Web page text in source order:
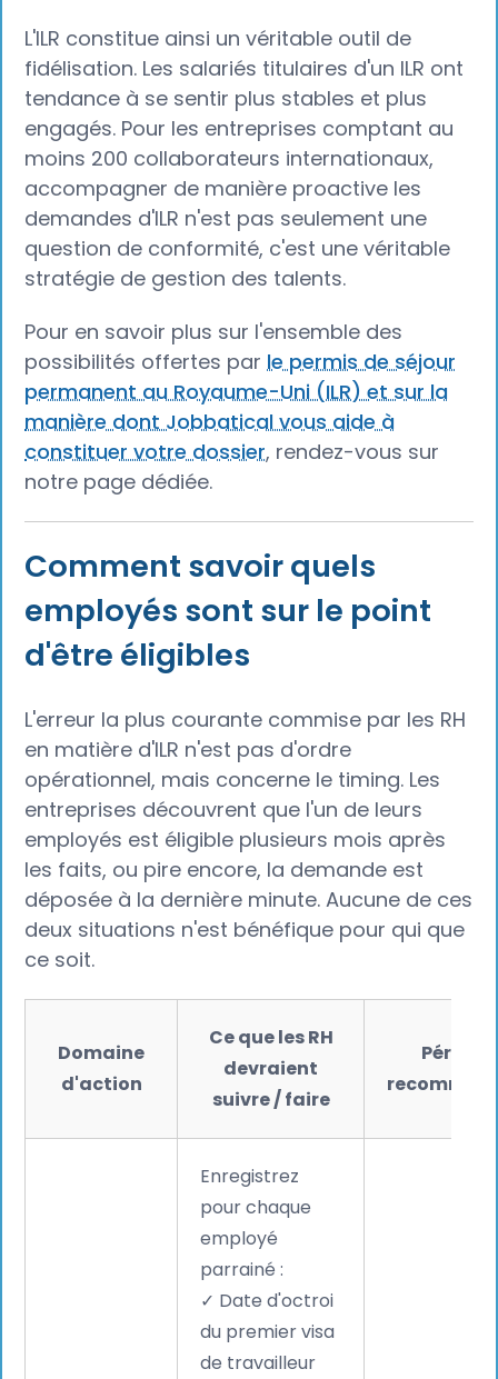
L'ILR constitue ainsi un véritable outil de
fidélisation. Les salariés titulaires d'un ILR ont
tendance à se sentir plus stables et plus
engagés. Pour les entreprises comptant au
moins 200 collaborateurs internationaux,
accompagner de manière proactive les
demandes d'ILR n'est pas seulement une
question de conformité, c'est une véritable
stratégie de gestion des talents.
Pour en savoir plus sur l'ensemble des
possibilités offertes parle permis de séjour
permanent au Royaume-Uni (ILR) et sur la
manière dont Jobbatical vous aide à
constituer votre dossier, rendez-vous sur
notre page dédiée.
Comment savoir quels
employés sont sur le point
d'être éligibles
L'erreur la plus courante commise par les RH
en matière d'ILR n'est pas d'ordre
opérationnel, mais concerne le timing. Les
entreprises découvrent que l'un de leurs
employés est éligible plusieurs mois après
les faits, ou pire encore, la demande est
déposée à la dernière minute. Aucune de ces
deux situations n'est bénéfique pour qui que
ce soit.
Domaine
d'action
Ce que les RH
devraient
suivre / faire
Période
Enregistrez
pour chaque
employé
parrainé :
✓ Date d'octroi
du premier visa
de travailleur